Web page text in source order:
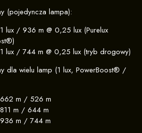
(pojedyncza lampa):
lux / 936 m @ 0,25 lux (Purelux
lux / 744 m @ 0,25 lux (tryb drogowy)
dla wielu lamp (1 lux, PowerBoost® /
662 m / 526 m
811 m / 644 m
936 m / 744 m